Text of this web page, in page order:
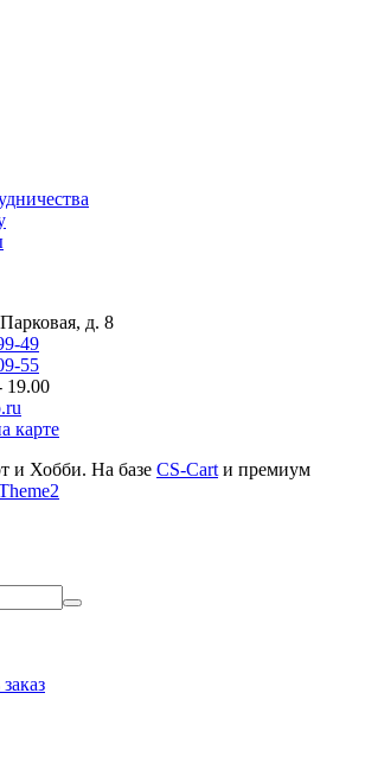
д. 8
49
55
19.00
карте
и Хобби. На базе CS-Cart и премиум